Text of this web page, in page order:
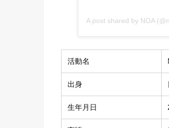
A post shared by NOA
活動名
出身
生年月日